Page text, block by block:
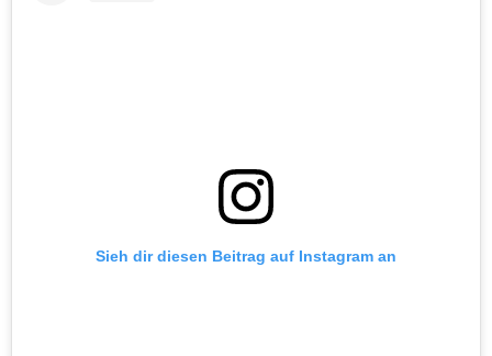
Sieh dir diesen Beitrag auf Instagram an